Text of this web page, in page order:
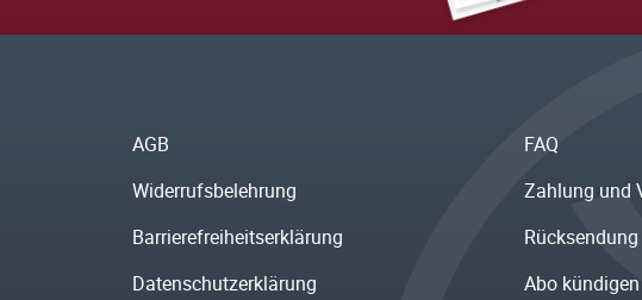
AGB
Widerrufsbelehrung
Barrierefreiheitserklärung
Datenschutzerklärung
FAQ
Zahlung und
Rücksendung
Abo kündigen